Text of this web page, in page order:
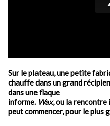
Sur le plateau, une petite fabrique ou un labo-ratoire : la cire
chauffe dans un grand
dans une flaque
informe. Wax, ou la rencontre
peut commencer, pour le